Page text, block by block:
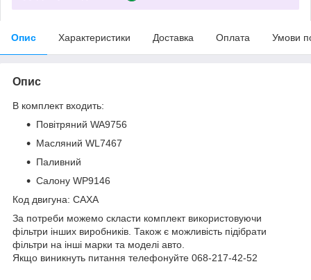
Опис Характеристики Доставка Оплата Умови
Опис
В комплект входить:
Повітряний WA9756
Масляний WL7467
Паливний
Салону WP9146
Код двигуна: CAXA
За потреби можемо скласти комплект використовуючи
фільтри інших виробників. Також є можливість підібрати
фільтри на інші марки та моделі авто.
Якщо виникнуть питання телефонуйте 068-217-42-52